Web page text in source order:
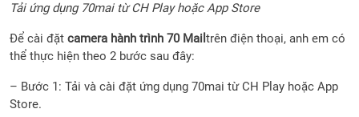
Tải ứng dụng 70mai từ CH Play hoặc App Store
Để cài đặt camera hành trình 70 Mail trên điện thoại, anh em có
thể thực hiện theo 2 bước sau đây:
– Bước 1: Tải và cài đặt ứng dụng 70mai từ CH Play hoặc App
Store.